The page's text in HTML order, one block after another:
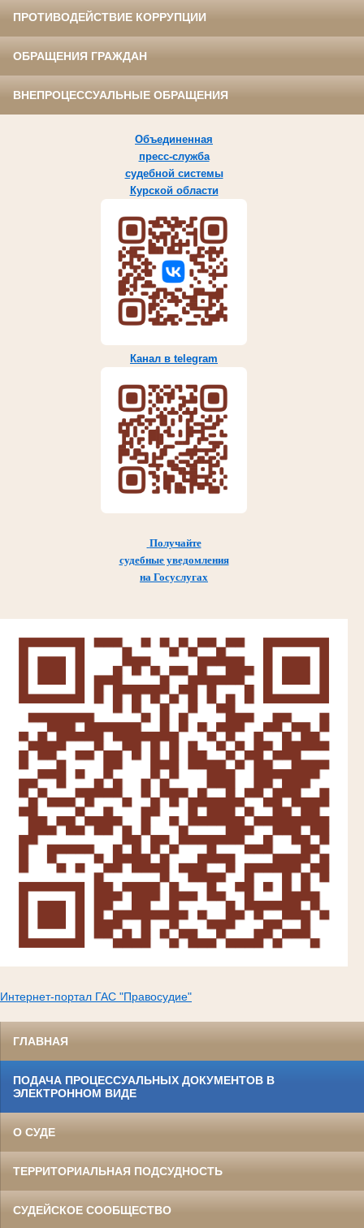
ПРОТИВОДЕЙСТВИЕ КОРРУПЦИИ
ОБРАЩЕНИЯ ГРАЖДАН
ВНЕПРОЦЕССУАЛЬНЫЕ ОБРАЩЕНИЯ
Объединенная
пресс-служба
судебной системы
Курской области
Канал в telegram
Получайте
судебные уведомления
на Госуслугах
Интернет-портал ГАС "Правосудие"
ГЛАВНАЯ
ПОДАЧА ПРОЦЕССУАЛЬНЫХ ДОКУМЕНТОВ В
ЭЛЕКТРОННОМ ВИДЕ
О СУДЕ
ТЕРРИТОРИАЛЬНАЯ ПОДСУДНОСТЬ
СУДЕЙСКОЕ СООБЩЕСТВО